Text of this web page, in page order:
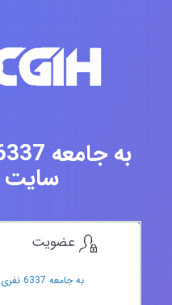
سایت
به جامعه 6337 نفری مهندسین سایت بپیوندید